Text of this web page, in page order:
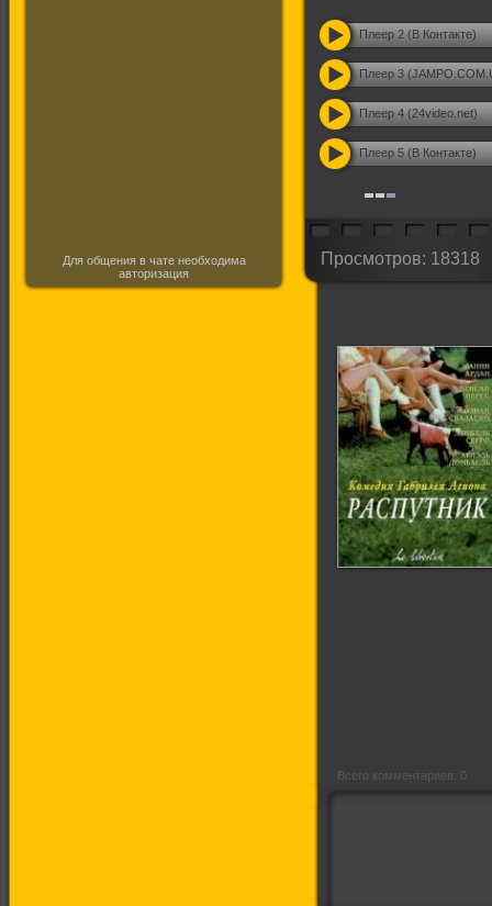
Для общения в чате необходима
авторизация
Плеер 2 (В Контакте)
Плеер 3
Плеер 4 (24video.net)
Плеер 5 (В Контакте)
Просмотров: 18318
Всего комментариев: 0